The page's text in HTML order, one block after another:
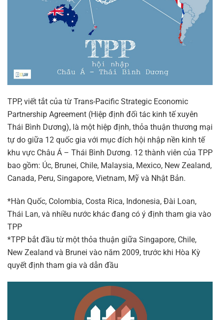
TPP, viết tắt của từ Trans-Pacific Strategic Economic
Partnership Agreement (Hiệp định đối tác kinh tế xuyên
Thái Bình Dương), là một hiệp định, thỏa thuận thương mại
tự do giữa 12 quốc gia với mục đích hội nhập nền kinh tế
khu vực Châu Á – Thái Bình Dương. 12 thành viên của TPP
bao gồm: Úc, Brunei, Chile, Malaysia, Mexico, New Zealand,
Canada, Peru, Singapore, Vietnam, Mỹ và Nhật Bản.
*Hàn Quốc, Colombia, Costa Rica, Indonesia, Đài Loan,
Thái Lan, và nhiều nước khác đang có ý định tham gia vào
TPP
*TPP bắt đầu từ một thỏa thuận giữa Singapore, Chile,
New Zealand và Brunei vào năm 2009, trước khi Hòa Kỳ
quyết định tham gia và dẫn đầu